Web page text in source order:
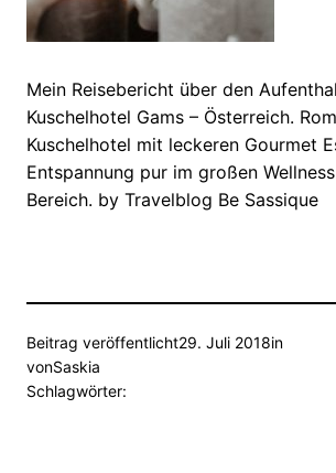
Mein Reisebericht über den
Kuschelhotel Gams – Österreich.
Kuschelhotel mit leckeren Gourmet
Entspannung pur im großen
Bereich. by Travelblog Be Sassique
Beitrag veröffentlicht29. Juli 2018in
vonSaskia
Schlagwörter: